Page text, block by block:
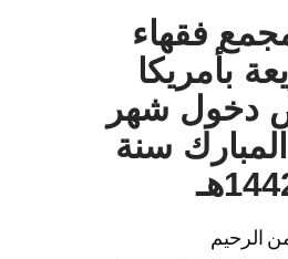
فقهاء
بأمريكا
دخول شهر
سنة
الرحيم